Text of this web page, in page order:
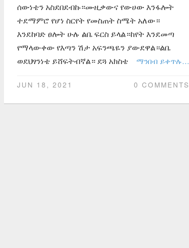
ሰውነቴን አስደበደብኩ።ሙዚቃውና የውሀው እንፋሎት
ተደማምሮ የሆነ ስርየት የመስጠት ስሜት አለው።
እንደከባድ ፀሎት ሁሉ ልቤ ፍርስ ይላል።ከየት እንደመጣ
የማላውቀው የእጣን ሽታ አፍንጫዬን ያውደዋል።ልቤ
ወደህፃንነቴ ይሸፍትብኛል። ደጓ አክስቴ
ማንበብ ይቀጥሉ…
JUN 18, 2021 0 COMMENTS